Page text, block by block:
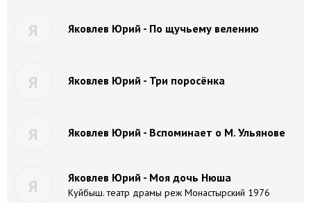
Я Яковлев Юрий - По щучьему велению
Я Яковлев Юрий - Три поросёнка
Я Яковлев Юрий - Вспоминает о М. Ульянове
Я Яковлев Юрий - Моя дочь Нюша
Куйбыш. театр драмы реж Монастырский 1976